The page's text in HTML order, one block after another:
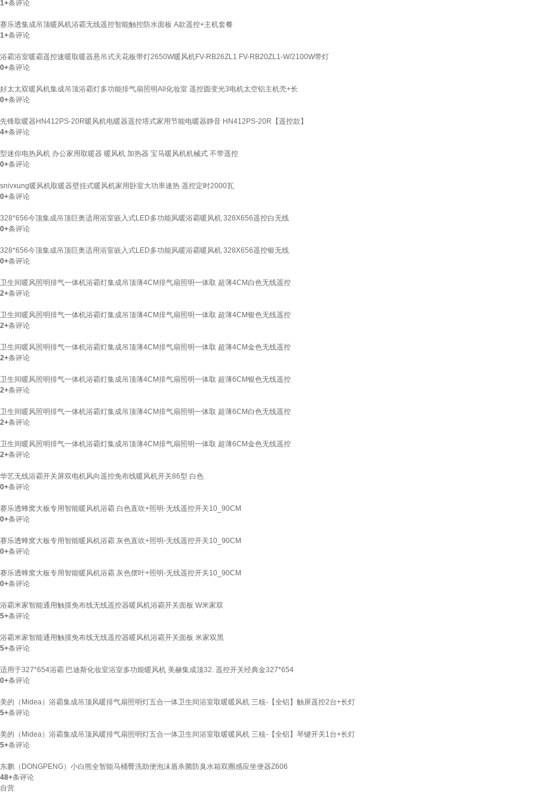
1+条评论
赛乐透集成吊顶暖风机浴霸无线遥控智能触控防水面板 A款遥控+主机套餐
1+条评论
浴霸浴室暖霸遥控速暖取暖器悬吊式天花板带灯2650W暖风机FV-RB26ZL1 FV-RB20ZL1-W/2100W带灯
0+条评论
好太太双暖风机集成吊顶浴霸灯多功能排气扇照明All化妆室 遥控圆变光3电机太空铝主机壳+长
0+条评论
先锋取暖器HN412PS-20R暖风机电暖器遥控塔式家用节能电暖器静音 HN412PS-20R【遥控款】
4+条评论
型迷你电热风机 办公家用取暖器 暖风机 加热器 宝马暖风机机械式 不带遥控
0+条评论
snivxung暖风机取暖器壁挂式暖风机家用卧室大功率速热 遥控定时2000瓦
0+条评论
328*656今顶集成吊顶巨奥适用浴室嵌入式LED多功能风暖浴霸暖风机 328X656遥控白无线
0+条评论
328*656今顶集成吊顶巨奥适用浴室嵌入式LED多功能风暖浴霸暖风机 328X656遥控银无线
0+条评论
卫生间暖风照明排气一体机浴霸灯集成吊顶薄4CM排气扇照明一体取 超薄4CM白色无线遥控
2+条评论
卫生间暖风照明排气一体机浴霸灯集成吊顶薄4CM排气扇照明一体取 超薄4CM银色无线遥控
2+条评论
卫生间暖风照明排气一体机浴霸灯集成吊顶薄4CM排气扇照明一体取 超薄4CM金色无线遥控
2+条评论
卫生间暖风照明排气一体机浴霸灯集成吊顶薄4CM排气扇照明一体取 超薄6CM银色无线遥控
2+条评论
卫生间暖风照明排气一体机浴霸灯集成吊顶薄4CM排气扇照明一体取 超薄6CM白色无线遥控
2+条评论
卫生间暖风照明排气一体机浴霸灯集成吊顶薄4CM排气扇照明一体取 超薄6CM金色无线遥控
2+条评论
华艺无线浴霸开关屏双电机风向遥控免布线暖风机开关86型 白色
0+条评论
赛乐透蜂窝大板专用智能暖风机浴霸 白色直吹+照明-无线遥控开关10_90CM
0+条评论
赛乐透蜂窝大板专用智能暖风机浴霸 灰色直吹+照明-无线遥控开关10_90CM
0+条评论
赛乐透蜂窝大板专用智能暖风机浴霸 灰色摆叶+照明-无线遥控开关10_90CM
0+条评论
浴霸米家智能通用触摸免布线无线遥控器暖风机浴霸开关面板 W米家双
5+条评论
浴霸米家智能通用触摸免布线无线遥控器暖风机浴霸开关面板 米家双黑
5+条评论
适用于327*654浴霸 巴迪斯化妆室浴室多功能暖风机 美赫集成顶32. 遥控开关经典金327*654
0+条评论
美的（Midea）浴霸集成吊顶风暖排气扇照明灯五合一体卫生间浴室取暖暖风机 三核-【全铝】触屏遥控2台+长灯
5+条评论
美的（Midea）浴霸集成吊顶风暖排气扇照明灯五合一体卫生间浴室取暖暖风机 三核-【全铝】琴键开关1台+长灯
5+条评论
东鹏（DONGPENG）小白熊全智能马桶臀洗助便泡沫盾杀菌防臭水箱双圈感应坐便器Z606
48+条评论
自营